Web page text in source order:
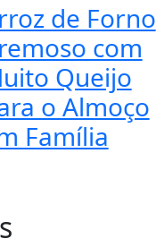
de Forno
com
Queijo
o Almoço
Família